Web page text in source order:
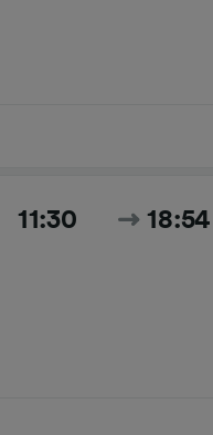
11:30 18:54